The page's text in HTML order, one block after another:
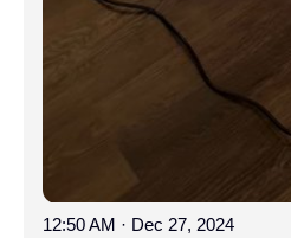
12:50 AM · Dec 27, 2024